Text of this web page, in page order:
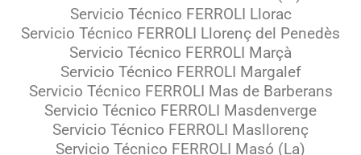
Servicio Técnico FERROLI Llorac
Servicio Técnico FERROLI Llorenç del Penedès
Servicio Técnico FERROLI Marçà
Servicio Técnico FERROLI Margalef
Servicio Técnico FERROLI Mas de Barberans
Servicio Técnico FERROLI Masdenverge
Servicio Técnico FERROLI Masllorenç
Servicio Técnico FERROLI Masó (La)